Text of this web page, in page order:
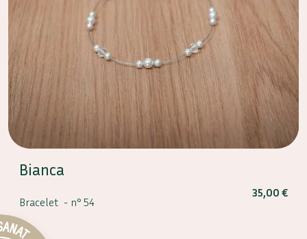
Bianca
Bracelet - n° 54
35,00 €